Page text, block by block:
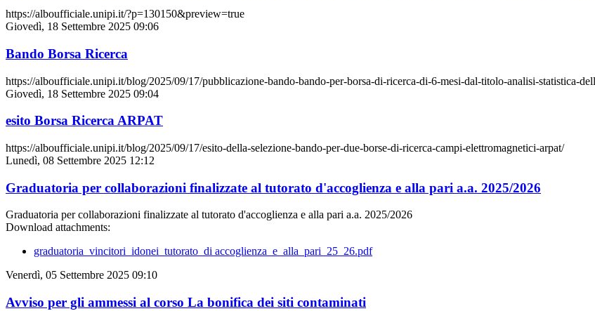
https://alboufficiale.unipi.it/?p=130150&preview=true
Giovedì, 18 Settembre 2025 09:06
Bando Borsa Ricerca
https://alboufficiale.unipi.it/blog/2025/09/17/pubblicazione-bando-bando-per-borsa-di-ricerca-di-6-mesi-dal-titolo-analisi-statistica-
Giovedì, 18 Settembre 2025 09:04
esito Borsa Ricerca ARPAT
https://alboufficiale.unipi.it/blog/2025/09/17/esito-della-selezione-bando-per-due-borse-di-ricerca-campi-elettromagnetici-arpat/
Lunedì, 08 Settembre 2025 12:12
Graduatoria per collaborazioni finalizzate al tutorato d'accoglienza e alla pari a.a. 2025/2026
Graduatoria per collaborazioni finalizzate al tutorato d'accoglienza e alla pari a.a. 2025/2026
Download attachments:
graduatoria_vincitori_idonei_tutorato_di accoglienza_e_alla_pari_25_26.pdf
Venerdì, 05 Settembre 2025 09:10
Avviso per gli ammessi al corso La bonifica dei siti contaminati